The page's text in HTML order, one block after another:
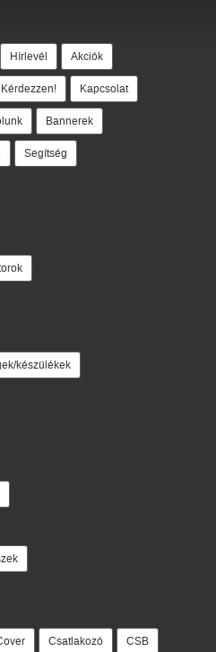
Hírlevél Akciók
Kérdezzen! Kapcsolat
Bannerek
Segítség
készülékek
Csatlakozó CSB